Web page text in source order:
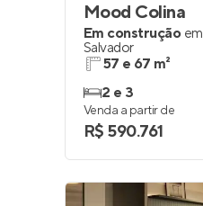
Mood Colina
Em construção em
Salvador
57 e 67 m²
2 e 3
Venda a partir de
R$ 590.761